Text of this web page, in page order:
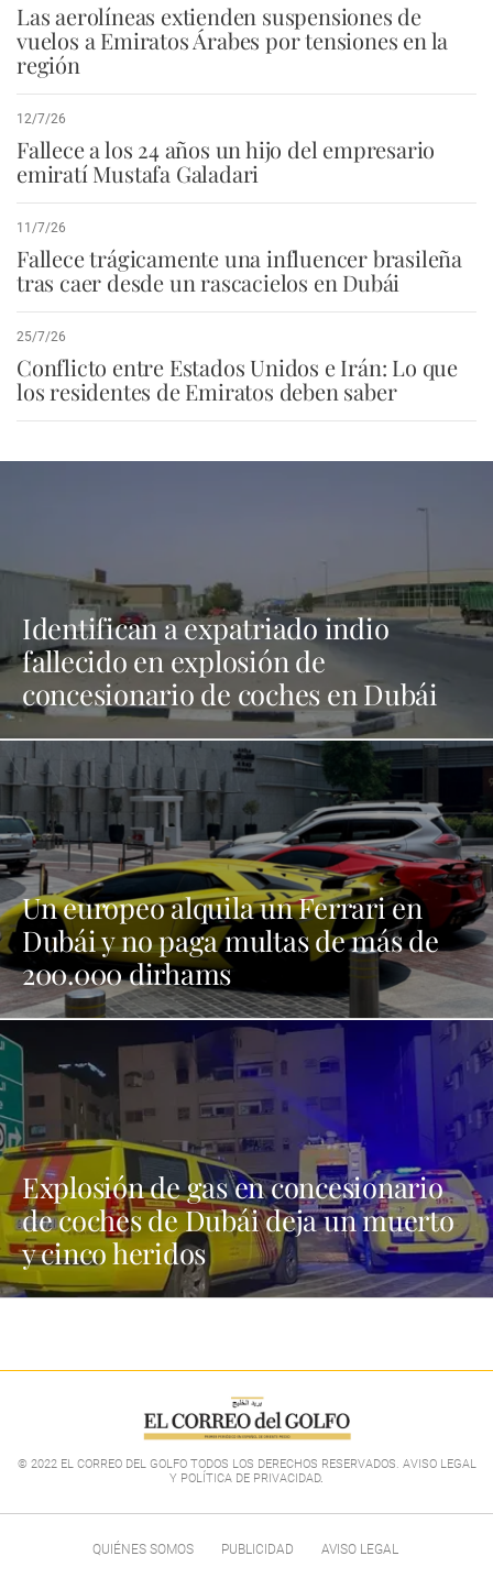
Las aerolíneas extienden suspensiones de
vuelos a Emiratos Árabes por tensiones en la
región
12/7/26
Fallece a los 24 años un hijo del empresario
emiratí Mustafa Galadari
11/7/26
Fallece trágicamente una influencer brasileña
tras caer desde un rascacielos en Dubái
25/7/26
Conflicto entre Estados Unidos e Irán: Lo que
los residentes de Emiratos deben saber
Identifican a expatriado indio
fallecido en explosión de
concesionario de coches en Dubái
Un europeo alquila un Ferrari en
Dubái y no paga multas de más de
200.000 dirhams
Explosión de gas en concesionario
de coches de Dubái deja un muerto
y cinco heridos
© 2022 EL CORREO DEL GOLFO TODOS LOS DERECHOS RESERVADOS. AVISO LEGAL
Y POLÍTICA DE PRIVACIDAD.
QUIÉNES SOMOS PUBLICIDAD AVISO LEGAL